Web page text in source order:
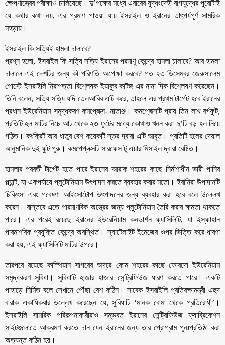
ক্ষেপণাস্ত্রের পরীক্ষাও চালিয়েছে। দু’পক্ষের মধ্যে এবারের যুদ্ধংদেহী বাগযুদ্ধের পুরোটাই
যে কথার কথা নয়, এর প্রমাণ পাওয়া যায় ইসরাইল ও ইরানের তাৎপর্যপূর্ণ সামরিক
মহড়ায়।
ইসরাইল কি সত্যিই হামলা চালাবে?
প্রশ্ন হলো, ইসরাইল কি সত্যি সত্যি ইরানের পরমাণু কেন্দ্রে হামলা চালাবে? আর হামলা
চালালে এই দেশটির জন্য কী পরিণতি অপেক্ষা করবে? গত ২৩ ডিসেম্বর জেরুসালেম
পোস্টে ইসরাইলি নিরাপত্তা বিশ্লেষক ইয়াকুব কাটজ এর নানা দিক বিশ্লেষণ করেছেন।
তিনি বলেন, সত্যি সত্যি যদি তেলআবিব এটি করে, তাহলে এর প্রথম টার্গেট হবে ইরানের
প্রধান ইউরেনিয়াম সমৃদ্ধকরণ কমপ্লেক্স- নাতাঞ্জ। কমপ্লেক্সটি প্রায় তিন লাখ বর্গফুট,
প্রতিটি হল মাটির নিচে আট থেকে ২৩ ফুটের মধ্যে কোথাও খনন করা দু’টি বড় হল নিয়ে
গঠিত। কংক্রিট আর ধাতুর বেশ কয়েকটি স্তর দ্বারা এটি আবৃত। প্রতিটি হলের দেয়াল
আনুমানিক দুই ফুট পুরু। কমপেপ্লক্সটি সারফেস টু এয়ার মিসাইল দ্বারা বেষ্টিত।
হামলার পরবর্তী টার্গেট হতে পারে ইরানের আরাক শহরের কাছে নির্মাণাধীন ভারী পানির
প্ল্যান্ট, যা একপর্যায়ে প্লুটোনিয়াম উৎপাদন করতে ব্যবহার করার মতো। ইরানিরা উপাদানটি
চিকিৎসা এবং গবেষণা আইসোটোপ উৎপাদনের জন্য ব্যবহার করা হবে বলে উল্লেখ
করেন। বাস্তবে এতে পারমাণবিক অস্ত্রের জন্য প্লুুটোনিয়াম তৈরি করার ক্ষমতা থাকতে
পারে। এর পরেই রয়েছে ইরানের ইউরেনিয়াম কনভার্শন ফ্যাসিলিটি, যা ইস্ফাহান
পারমাণবিক প্রযুক্তি কেন্দ্রে অবস্থিত। স্যাটেলাইট ইমেজের ওপর ভিত্তি করে ধারণা
করা হয়, এই ফ্যাসিলিটি মাটির উপরে।
তারপরে রয়েছে কাস্পিয়ান সাগরের অদূরে কোম শহরের কাছে ফোরদো ইউরেনিয়াম
সমৃদ্ধকরণ সুবিধা। সুবিধাটি হাজার হাজার সেন্ট্রিফিউজ ধারণ করতে পারে। একটি
পাহাড়ে নির্মিত বলে সেখানে পৌঁছা বেশ কঠিন। সাবেক ইসরাইলি প্রতিরক্ষামন্ত্রী এহুদ
বারাক একাধিকবার উল্লেখ করেছেন যে, সুবিধাটি ‘মানক বোমা থেকে প্রতিরোধী’।
ইসরাইলি সামরিক পরিকল্পনাকারীরাও সম্ভবত ইরানের সেন্ট্রিফিউজ ফ্যাব্রিকেশন
সাইটগুলোতে আক্রমণ করতে চান যেন ইরানের জন্য তার প্রোগ্রাম পুনঃপ্রতিষ্ঠা করা
অত্যন্ত কঠিন হয়।